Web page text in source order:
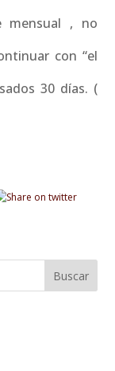
mensual , no
con “el
30 días. (